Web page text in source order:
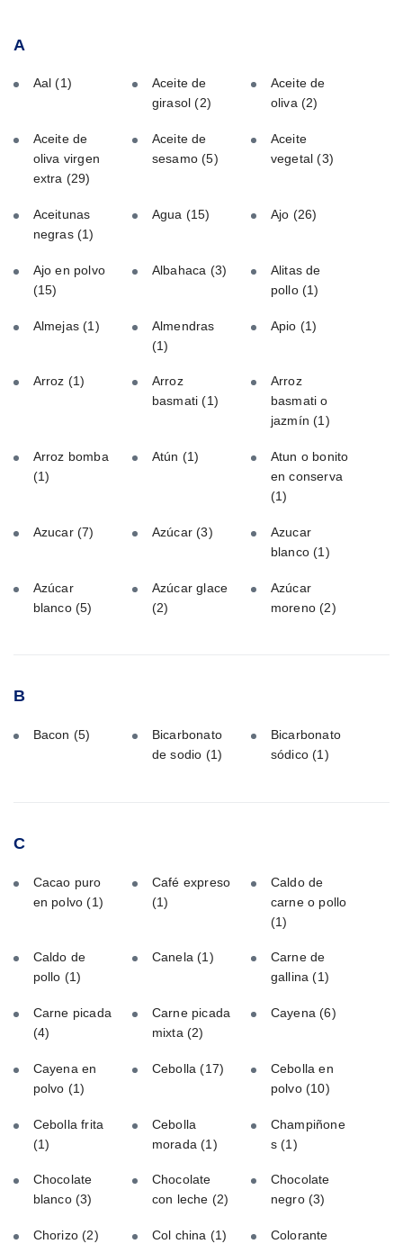
A
Aal(1)
Aceite de
girasol(2)
Aceite de
oliva(2)
Aceite de
oliva virgen
extra (29)
Aceite de
sesamo(5)
Aceite
vegetal(3)
Aceitunas
negras (1)
Agua (15) Ajo (26)
Ajo en polvo
(15)
Albahaca (3)
Alitas de
pollo(1)
Almejas(1)
Almendras
(1)
Apio (1)
Arroz (1)
Arroz
basmati(1)
Arroz
basmati o
jazmín(1)
Arroz bomba
(1)
Atún (1)
Atun o bonito
en conserva
(1)
Azucar (7) Azúcar(3)
Azucar
blanco(1)
Azúcar
blanco (5)
Azúcar glace
(2)
Azúcar
moreno(2)
B
Bacon (5)
Bicarbonato
de sodio (1)
Bicarbonato
sódico(1)
C
Cacao puro
en polvo(1)
Café expreso
(1)
Caldo de
carne o pollo
(1)
Caldo de
pollo (1)
Canela(1)
Carne de
gallina(1)
Carne picada
(4)
Carne picada
mixta (2)
Cayena(6)
Cayena en
polvo (1)
Cebolla(17)
Cebolla en
polvo(10)
Cebolla frita
(1)
Cebolla
morada(1)
Champiñone
s(1)
Chocolate
blanco (3)
Chocolate
con leche (2)
Chocolate
negro(3)
Chorizo(2) Col china (1) Colorante